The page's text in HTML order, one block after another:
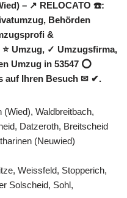
– ↗️ RELOCATO ☎️:
Behörden
&
Umzug, ✓ Umzugsfirma,
Umzug in 53547 ⭕
auf Ihren Besuch ✉ ✔.